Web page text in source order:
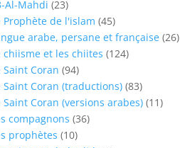
Al-Mahdi (23)
Prophète de l'islam (45)
arabe, persane et française (26)
chiisme et les chiites (124)
Saint Coran (94)
Saint Coran (traductions) (83)
Saint Coran (versions arabes) (11)
compagnons (36)
prophètes (10)